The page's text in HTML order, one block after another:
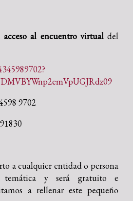
acceso al encuentro virtualdel
9702
a cualquier entidad o persona
temática y será gratuito e
a rellenar este pequeño